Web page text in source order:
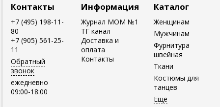
Контакты
+7 (495) 198-11-
80
+7 (905) 561-25-
11
Обратный
звонок
ежедневно
09:00-18:00
Информация
Журнал MOM №1
ТГ канал
Доставка и
оплата
Контакты
Каталог
Женщинам
Мужчинам
Фурнитура
швейная
Ткани
Костюмы для
танцев